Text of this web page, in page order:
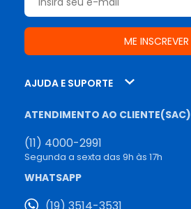
AJUDA E SUPORTE
ATENDIMENTO AO CLIENTE(SAC)
(11) 4000-2991
Segunda a sexta das 9h às 17h
WHATSAPP
(19) 3514-3531